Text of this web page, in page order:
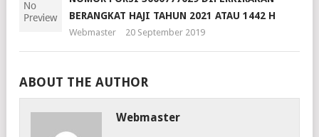
BERANGKAT HAJI TAHUN 2021 ATAU 1442 H
Webmaster 20 September 2019
ABOUT THE AUTHOR
Webmaster